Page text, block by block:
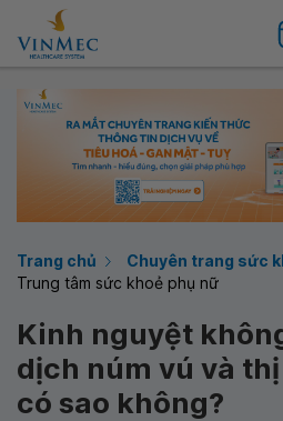
Trang chủ
Chuyên trang sức
Trung tâm sức khoẻ phụ nữ
Kinh nguyệt
dịch núm vú và
có sao không?